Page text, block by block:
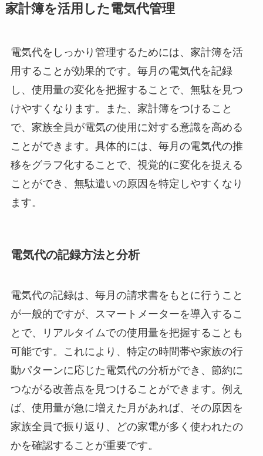
家計簿を活用した電気代管理
電気代をしっかり管理するためには、家計簿を活
用することが効果的です。毎月の電気代を記録
し、使用量の変化を把握することで、無駄を見つ
けやすくなります。また、家計簿をつけること
で、家族全員が電気の使用に対する意識を高める
ことができます。具体的には、毎月の電気代の推
移をグラフ化することで、視覚的に変化を捉える
ことができ、無駄遣いの原因を特定しやすくなり
ます。
電気代の記録方法と分析
電気代の記録は、毎月の請求書をもとに行うこと
が一般的ですが、スマートメーターを導入するこ
とで、リアルタイムでの使用量を把握することも
可能です。これにより、特定の時間帯や家族の行
動パターンに応じた電気代の分析ができ、節約に
つながる改善点を見つけることができます。例え
ば、使用量が急に増えた月があれば、その原因を
家族全員で振り返り、どの家電が多く使われたの
かを確認することが重要です。